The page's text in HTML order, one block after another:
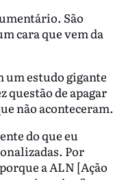
São
cara que vem da
um estudo gigante
questão de apagar
não aconteceram.
do que eu
Por
a ALN [Ação